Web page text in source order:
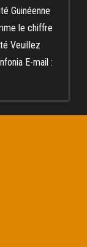
Guinéenne
le chiffre
Veuillez
E-mail :